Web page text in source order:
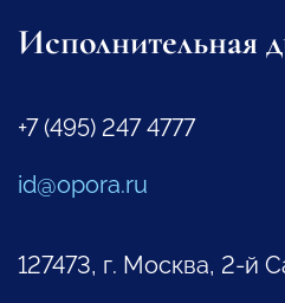
Исполнительная
+7 (495) 247 4777
id@opora.ru
127473, г. Москва, 2-й